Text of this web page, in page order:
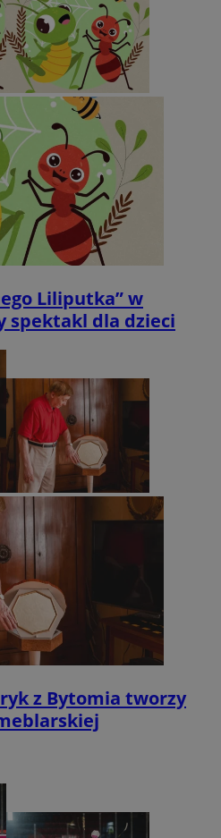
Liliputka” w
spektakl dla dzieci
z Bytomia tworzy